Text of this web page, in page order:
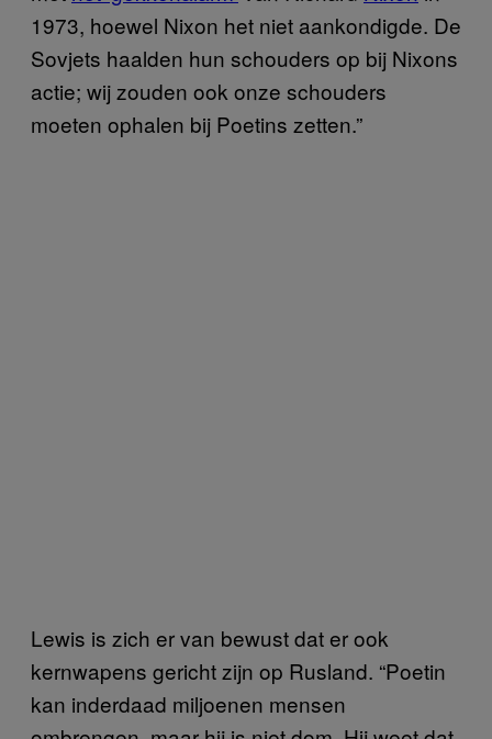
1973, hoewel Nixon het niet aankondigde. De
Sovjets haalden hun schouders op bij Nixons
actie; wij zouden ook onze schouders
moeten ophalen bij Poetins zetten.”
Lewis is zich er van bewust dat er ook
kernwapens gericht zijn op Rusland. “Poetin
kan inderdaad miljoenen mensen